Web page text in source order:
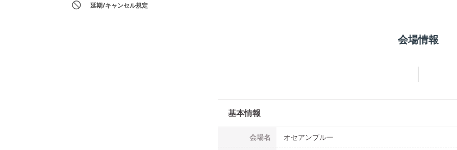
延期/キャンセル規定
会場情報
基本情報
会場名 オセアンブルー